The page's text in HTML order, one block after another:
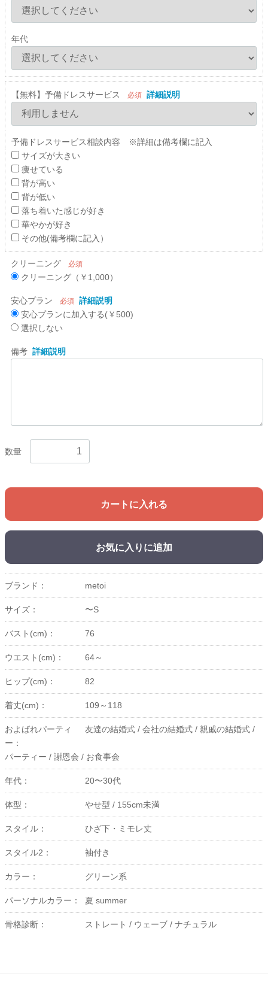
年代
【無料】予備ドレスサービス 必須 詳細説明
予備ドレスサービス相談内容 ※詳細は備考欄に記入
サイズが大きい
痩せている
背が高い
背が低い
落ち着いた感じが好き
華やかが好き
その他(備考欄に記入）
クリーニング 必須
クリーニング（￥1,000）
安心プラン 必須 詳細説明
安心プランに加入する(￥500)
選択しない
備考 詳細説明
数量
カートに入れる
お気に入りに追加
ブランド： metoi
サイズ： 〜S
バスト(cm)： 76
ウエスト(cm)： 64～
ヒップ(cm)： 82
着丈(cm)： 109～118
およばれパーティ
ー：
友達の結婚式 / 会社の結婚式 / 親戚の結婚式 /
パーティー / 謝恩会 / お食事会
年代： 20〜30代
体型： やせ型 / 155cm未満
スタイル： ひざ下・ミモレ丈
スタイル2： 袖付き
カラー： グリーン系
パーソナルカラー： 夏 summer
骨格診断： ストレート / ウェーブ / ナチュラル